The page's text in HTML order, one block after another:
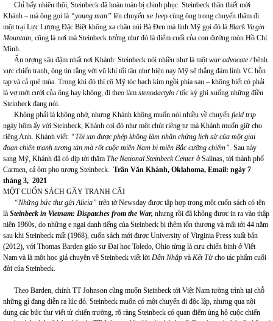
Chỉ bấy nhiêu thôi, Steinbeck đã hoàn toàn bị chinh phục. Steinbeck thân thiết mời
Khánh – mà ông gọi là “young man” lên chuyến xe Jeep cùng ông trong chuyến thăm đi
một trại Lực Lượng Đặc Biệt không xa chân núi Bà Đen mà lính Mỹ gọi đó là Black Virgin
Mountain, cũng là nơi mà Steinbeck tưởng như đó là điểm cuối của con đường mòn Hồ Chí
Minh.
Ấn tượng sâu đậm nhất nơi Khánh: Steinbeck nói nhiều như là mộtwar advocate /bênh
vực chiến tranh, ông tin rằng với vũ khí tối tân như hiện nay Mỹ sẽ thắng đám lính VC hỗn
tạp và cả quê mùa. Trong khi đó thì cô Mỹ tóc bạch kim ngồi phía sau – không biết có phải
là vợ mới cưới của ông hay không, đi theo làm stenodactylo /tốc ký ghi xuống những điều
Steinbeck đang nói.
Không phải là không nhớ, nhưng Khánh không muốn nói nhiều về chuyến field trip
ngày hôm ấy với Steinbeck, Khánh coi đó như một chút riêng tư mà Khánh muốn giữ cho
riêng Anh. Khánh viết: “Tôi xin được phép không làm nhân chứng lịch sử của một giai
đoạn chiến tranh tương tàn mà rốt cuộc miền Nam bị miền Bắc cưỡng chiếm”. Sau này
sang Mỹ, Khánh đã có dịp tới thăm The National Steinbeck Center ở Salinas, tới thành phố
Carmen, cả ôm pho tượng Steinbeck. Trần Văn Khánh, Oklahoma, Email: ngày 7
tháng 3, 2021
MỘT CUỐN SÁCH GÂY TRANH CÃI
“Những bức thư gửi Alicia” trên tờ Newsday được tập hợp trong một cuốn sách có tên
là Steinbeck in Vietnam: Dispatches from the War, nhưng rồi đã không được in ra vào thập
niên 1960s, do những e ngại danh tiếng của Steinbeck bị thêm tổn thương và mãi tới 44 năm
sau khi Steinbeck mất (1968), cuốn sách mới được University of Virginia Press xuất bản
(2012), với Thomas Barden giáo sư Đại học Toledo, Ohio từng là cựu chiến binh ở Việt
Nam và là một học giả chuyên về Steinbeck viết lời Dẫn Nhập và Kết Từcho tác phẩm cuối
đời của Steinbeck.
Theo Barden, chính TT Johnson cũng muốn Steinbeck tới Việt Nam tường trình tại chỗ
những gì đang diễn ra lúc đó. Steinbeck muốn có một chuyến đi độc lập, nhưng qua nội
dung các bức thư viết từ chiến trường, rõ ràng Steinbeck có quan điểm ủng hộ cuộc chiến